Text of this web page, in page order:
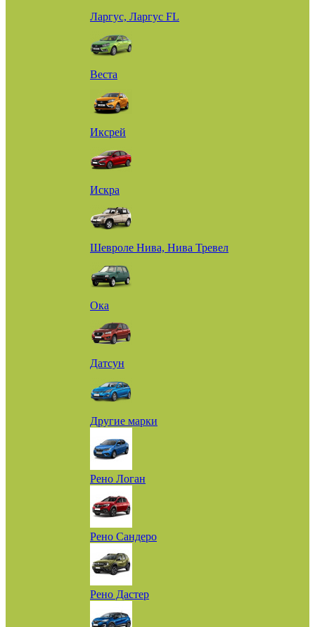
Ларгус, Ларгус FL
Веста
Иксрей
Искра
Шевроле Нива, Нива Тревел
Ока
Датсун
Другие марки
Рено Логан
Рено Сандеро
Рено Дастер